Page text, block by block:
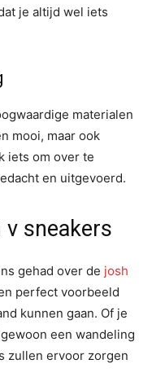
je altijd wel iets
materialen
mooi, maar ook
iets om over te
en uitgevoerd.
sneakers
gehad over de josh
perfect voorbeeld
kunnen gaan. Of je
een wandeling
zullen ervoor zorgen